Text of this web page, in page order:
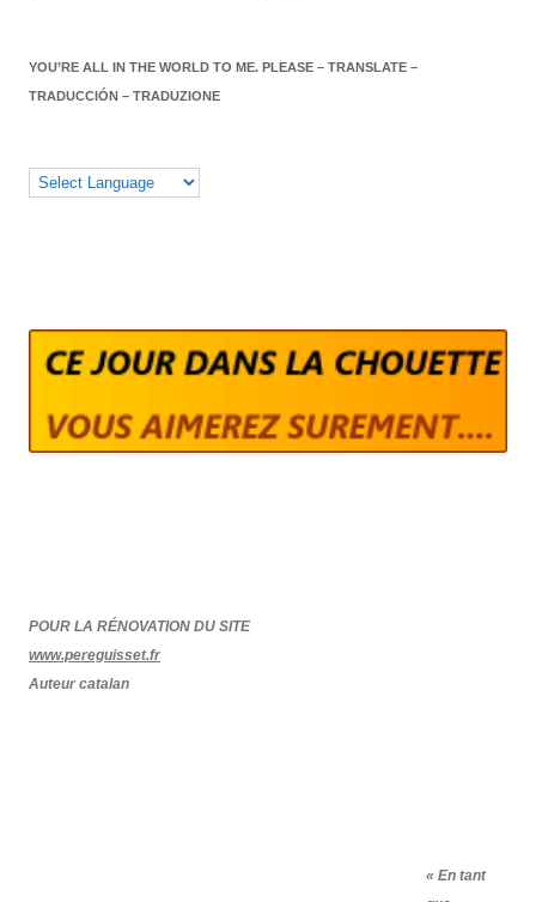
YOU’RE ALL IN THE WORLD TO ME. PLEASE – TRANSLATE –
TRADUCCIÓN – TRADUZIONE
POUR LA RÉNOVATION DU SITE
www.pereguisset.fr
Auteur catalan
« En tant